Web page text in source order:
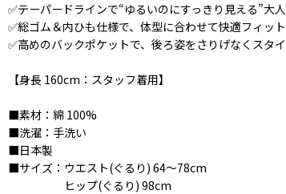
✅テーパードラインで“ゆるいのにすっきり見える”大
✅総ゴム＆内ひも仕様で、体型に合わせて快適フィット
✅高めのバックポケットで、後ろ姿をさりげなくスタ
【身長 160cm：スタッフ着用】
■素材：綿 100%
■洗濯：手洗い
■日本製
■サイズ：ウエスト(ぐるり) 64〜78cm
ヒップ(ぐるり) 98cm